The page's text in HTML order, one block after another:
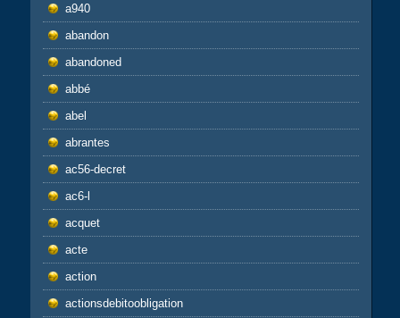
a940
abandon
abandoned
abbé
abel
abrantes
ac56-decret
ac6-l
acquet
acte
action
actionsdebitoobligation